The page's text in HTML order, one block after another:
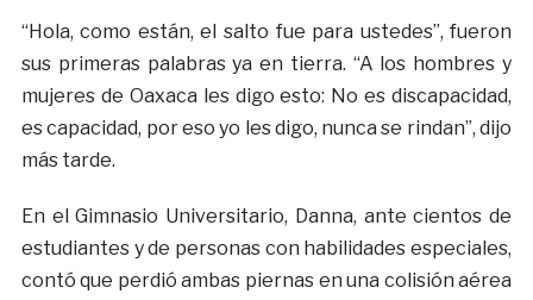
“Hola, como están, el salto fue para ustedes”, fueron
sus primeras palabras ya en tierra. “A los hombres y
mujeres de Oaxaca les digo esto: No es discapacidad,
es capacidad, por eso yo les digo, nunca se rindan”, dijo
más tarde.
En el Gimnasio Universitario, Danna, ante cientos de
estudiantes y de personas con habilidades especiales,
contó que perdió ambas piernas en una colisión aérea